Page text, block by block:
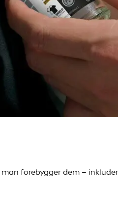
forebygger dem –